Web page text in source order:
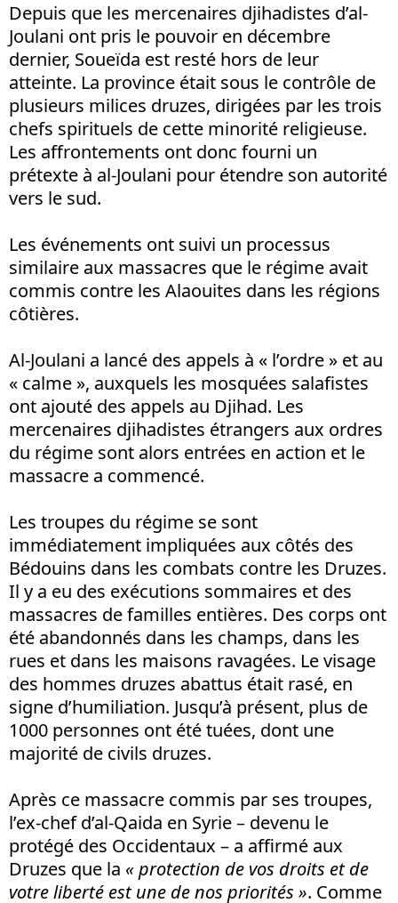
Depuis que les mercenaires djihadistes d’al-
Joulani ont pris le pouvoir en décembre
dernier, Soueïda est resté hors de leur
atteinte. La province était sous le contrôle de
plusieurs milices druzes, dirigées par les trois
chefs spirituels de cette minorité religieuse.
Les affrontements ont donc fourni un
prétexte à al-Joulani pour étendre son autorité
vers le sud.
Les événements ont suivi un processus
similaire aux massacres que le régime avait
commis contre les Alaouites dans les régions
côtières.
Al-Joulani a lancé des appels à « l’ordre » et au
« calme », auxquels les mosquées salafistes
ont ajouté des appels au Djihad. Les
mercenaires djihadistes étrangers aux ordres
du régime sont alors entrées en action et le
massacre a commencé.
Les troupes du régime se sont
immédiatement impliquées aux côtés des
Bédouins dans les combats contre les Druzes.
Il y a eu des exécutions sommaires et des
massacres de familles entières. Des corps ont
été abandonnés dans les champs, dans les
rues et dans les maisons ravagées. Le visage
des hommes druzes abattus était rasé, en
signe d’humiliation. Jusqu’à présent, plus de
1000 personnes ont été tuées, dont une
majorité de civils druzes.
Après ce massacre commis par ses troupes,
l’ex-chef d’al-Qaida en Syrie – devenu le
protégé des Occidentaux – a affirmé aux
Druzes que la «protection de vos droits et de
votre liberté est une de nos priorités ». Comme